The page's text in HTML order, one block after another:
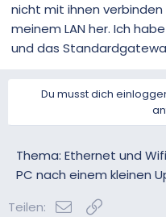
nicht mit ihnen
meinem LAN her. Ich
und das
Du musst dich
Thema: Ethernet und
PC nach einem kleinen
Teilen:
E-Mail